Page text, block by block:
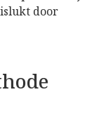
door